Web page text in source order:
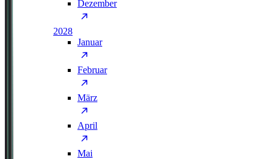
Dezember
2028
Januar
Februar
März
April
Mai